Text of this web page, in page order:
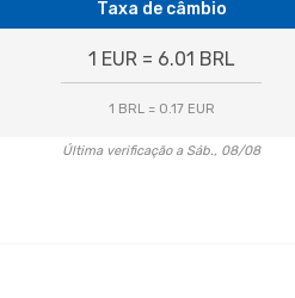
Taxa de câmbio
1 EUR = 6.01 BRL
1 BRL = 0.17 EUR
Última verificação a Sáb., 08/08